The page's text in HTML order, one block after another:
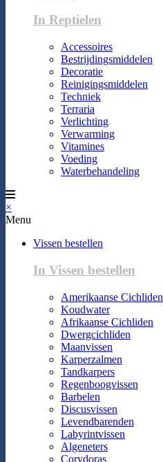
In Reptielen
Accessoires
Bestrijdingsmiddelen
Decoratie
Reinigingsmiddelen
Techniek
Terraria
Verlichting
Verwarming
Vitamines
Voeding
Waterbehandeling
×
Menu
Vissen bestellen
In Vissen bestellen
Amerikaanse Cichliden
Koudwater
Afrikaanse Cichliden
Dwergcichliden
Maanvissen
Karperzalmen
Tandkarpers
Regenboogvissen
Barbelen
Discusvissen
Levendbarenden
Labyrintvissen
Algeneters
Corydoras